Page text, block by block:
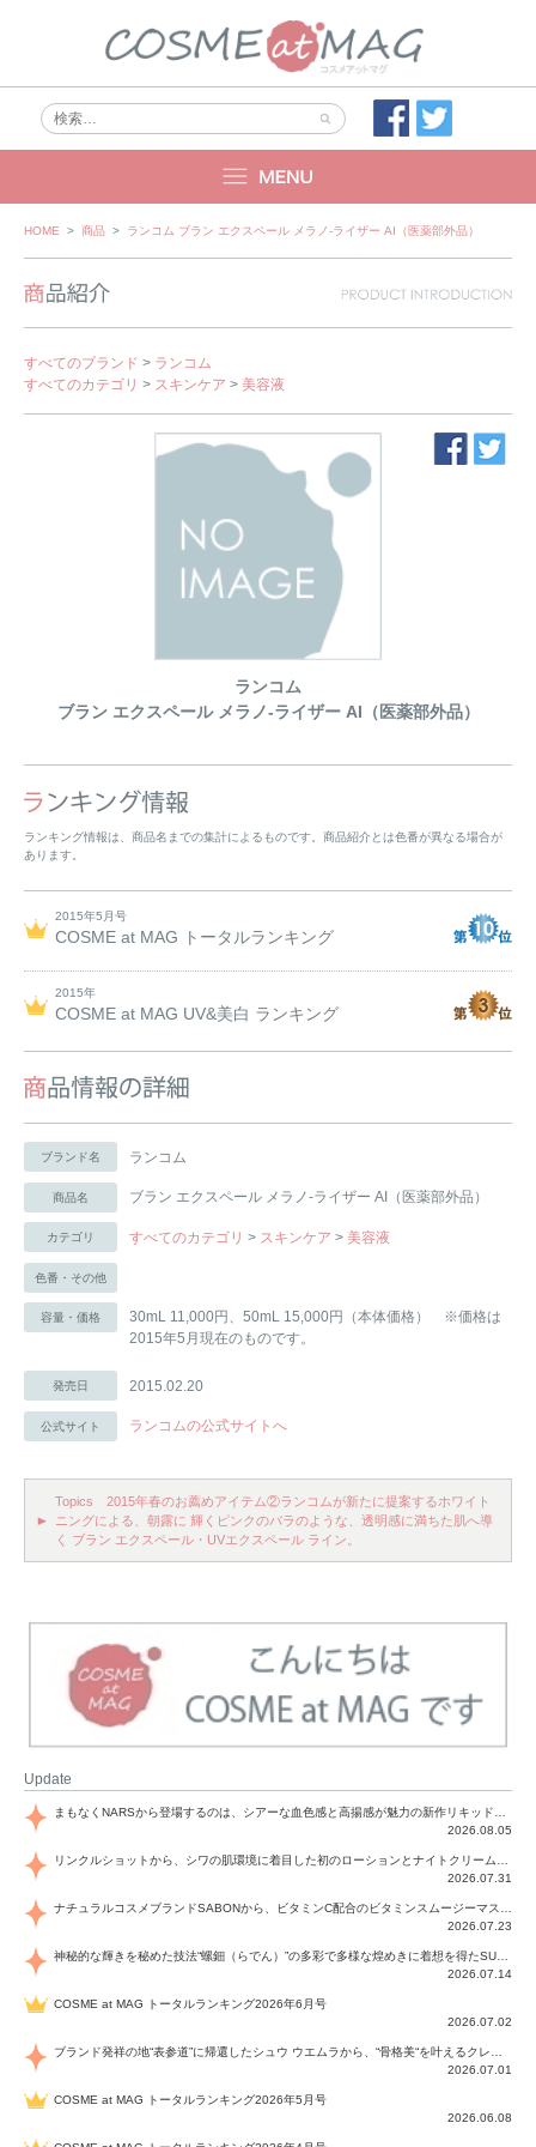
Skip
HOME > 商品 > ランコム ブラン エクスペール メラノ-ライザー AI（医薬部外品）
すべてのブランド > ランコム
すべてのカテゴリ > スキンケア > 美容液
ランコム
ブラン エクスペール メラノ-ライザー AI（医薬部外品）
ランキング情報は、商品名までの集計によるものです。商品紹介とは色番が異なる場合が
あります。
2015年5月号
COSME at MAG トータルランキング
2015年
COSME at MAG UV&美白 ランキング
ブランド名 ランコム
商品名 ブラン エクスペール メラノ-ライザー AI（医薬部外品）
カテゴリ すべてのカテゴリ > スキンケア > 美容液
色番・その他
容量・価格
30mL 11,000円、50mL 15,000円（本体価格） ※価格は
2015年5月現在のものです。
発売日 2015.02.20
公式サイト ランコムの公式サイトへ
Topics 2015年春のお薦めアイテム②ランコムが新たに提案するホワイト
ニングによる、朝露に 輝くピンクのバラのような、透明感に満ちた肌へ導
く ブラン エクスペール・UVエクスペール ライン。
Update
2026.08.05
2026.07.31
2026.07.23
2026.07.14
COSME at MAG トータルランキング2026年6月号
2026.07.02
2026.07.01
COSME at MAG トータルランキング2026年5月号
2026.06.08